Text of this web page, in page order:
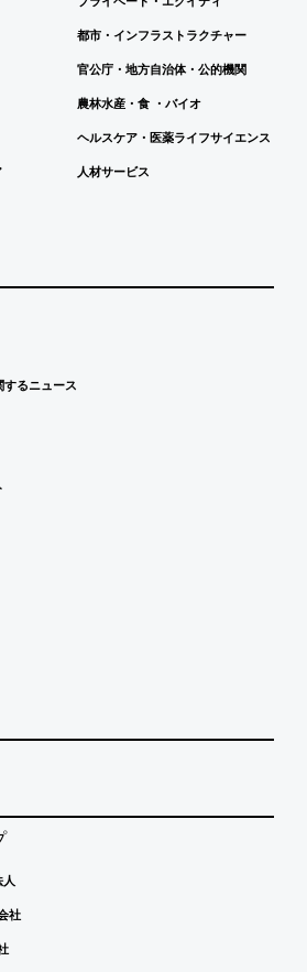
都市・インフラストラクチャー
官公庁・地方自治体・公的機関
農林水産・食 ・バイオ
ヘルスケア・医薬ライフサイエンス
人材サービス
するニュース
社